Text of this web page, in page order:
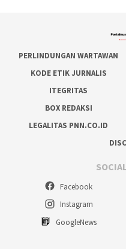
PERLINDUNGAN WARTAWAN
KODE ETIK JURNALIS
ITEGRITAS
BOX REDAKSI
LEGALITAS PNN.CO.ID
Facebook
Instagram
GoogleNews